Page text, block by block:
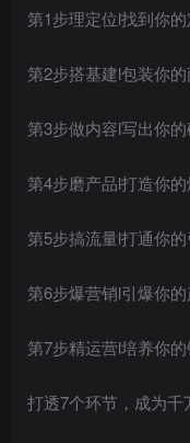
第1步理定位l找到你
第2步搭基建l包装你
第3步做内容l写出你
第4步磨产品l打造你
第5步搞流量l打通你
第6步爆营销l引爆你
第7步精运营l培养你
打透7个环节，成为千